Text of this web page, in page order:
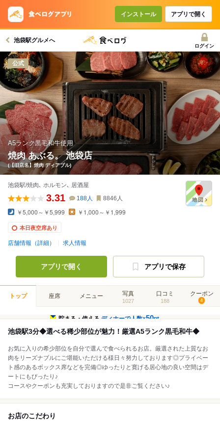
インストール アプリで開く
池袋駅グルメへ
ログイン
公式
A5ランク黒毛和牛使用
焼肉 あぶる。 池袋店
(【旧店名】焼肉 ディアブル)
池袋駅/焼肉､ ホルモン､ 居酒屋
3.31 188人 8846 人
￥5,000～￥5,999 ￥1,000～￥1,999
本日夜空席あり
店舗情報（詳細） 求人情報
アプリで開く アプリで保存
トップ 座席 メニュー 写真
1027
口コミ
188
クーポン
4
貯まる・使えるディナーで人数×50pt
池袋駅3分◆選べる稀少部位が魅力！厳選A5ランク黒毛和牛◆
お気に入りの希少部位を自分で選んで食べられるお店。厳選された上質なお
肉をリーズナブルにご堪能いただける様日々努力しております◎プライベー
ト感のあるボックス席などを完備◎ゆったりと寛げる居心地の良い空間はデ
ートにもぴったり♪
コースやクーポンも充実しておりますので是非ご覧ください♪
お店のこだわり
コースで使えるクーポン
戻る
クーポンを利用せず予約する